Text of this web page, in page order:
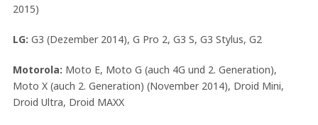
2015)
LG: G3 (Dezember 2014), G Pro 2, G3 S, G3 Stylus, G2
Motorola: Moto E, Moto G (auch 4G und 2. Generation),
Moto X (auch 2. Generation) (November 2014), Droid Mini,
Droid Ultra, Droid MAXX